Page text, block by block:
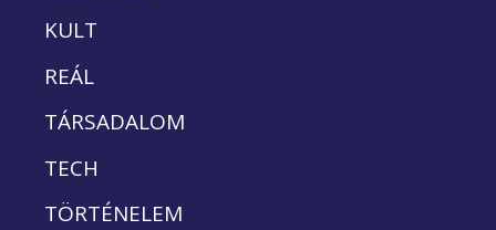
KULT
REÁL
TÁRSADALOM
TECH
TÖRTÉNELEM